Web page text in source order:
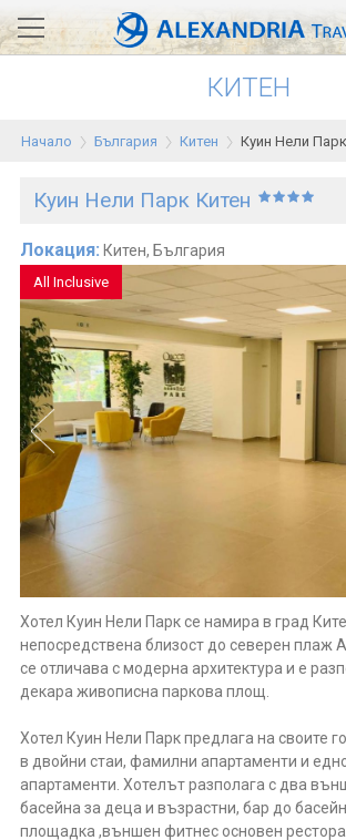
Проверка
АЛЕКСАНДРИЯ хотели
Тунис
Гърция
Египет
Екскурзии
0700 18 308
КИТЕН
Начало България Китен Куин Нели
Куин Нели Парк Китен
Локация: Китен, България
All Inclusive
Хотел Куин Нели Парк се намира в град
непосредствена близост до северен плаж
се отличава с модерна архитектура и е
декара живописна паркова площ.
Хотел Куин Нели Парк предлага на своите
в двойни стаи, фамилни апартаменти и
апартаменти. Хотелът разполага с два
басейна за деца и възрастни, бар до
площадка ,външен фитнес основен